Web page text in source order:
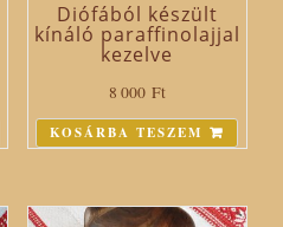
Diófából készült
kínáló paraffinolajjal
kezelve
8 000 Ft
KOSÁRBA TESZEM